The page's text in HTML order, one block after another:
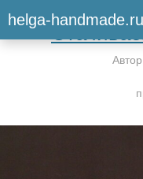
helga-handmade.ru